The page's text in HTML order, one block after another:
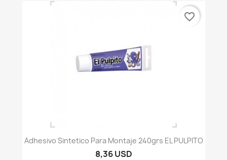
Adhesivo Sintetico Para Montaje 240grs EL PULPITO
8,36 USD
favorite_border